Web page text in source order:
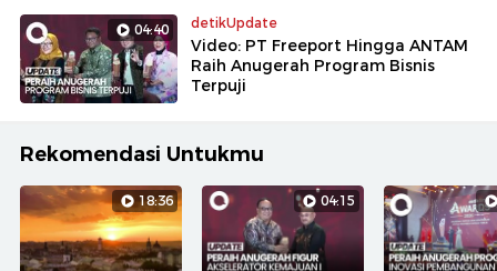
04:40 detikUpdate
Video: PT Freeport Hingga ANTAM
Raih Anugerah Program Bisnis
Terpuji
Rekomendasi Untukmu
18:36 04:15